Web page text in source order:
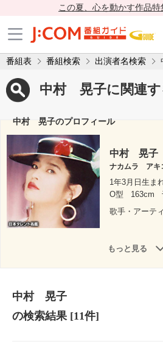
この夏、心を動かす作品特
番組表 番組検索 出演者名検索
中村 晃子に関連す
中村 晃子のプロフィール
中村 晃子
ナカムラ アキ
1年3月日生ま
O型
163cm
歌手・アーテ
もっと見る
中村 晃子
の検索結果[11件]